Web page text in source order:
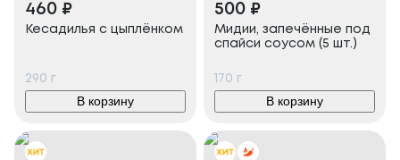
460 ₽
Кесадилья с цыплёнком
290 г
В корзину
500 ₽
Мидии, запечённые под
спайси соусом (5 шт.)
170 г
В корзину